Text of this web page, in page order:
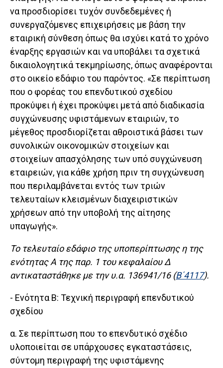
να προσδιορίσει τυχόν συνδεδεμένες ή
συνεργαζόμενες επιχειρήσεις με βάση την
εταιρική σύνθεση όπως θα ισχύει κατά το χρόνο
έναρξης εργασιών και να υποβάλει τα σχετικά
δικαιολογητικά τεκμηρίωσης, όπως αναφέρονται
στο οικείο εδάφιο του παρόντος. «Σε περίπτωση
που ο φορέας του επενδυτικού σχεδίου
προκύψει ή έχει προκύψει μετά από διαδικασία
συγχώνευσης υφιστάμενων εταιριών, το
μέγεθος προσδιορίζεται αθροιστικά βάσει των
συνολικών οικονομικών στοιχείων και
στοιχείων απασχόλησης των υπό συγχώνευση
εταιρειών, για κάθε χρήση πριν τη συγχώνευση
που περιλαμβάνεται εντός των τριών
τελευταίων κλεισμένων διαχειριστικών
χρήσεων από την υποβολή της αίτησης
υπαγωγής».
Το τελευταίο εδάφιο της υποπερίπτωσης η της
ενότητας Α της παρ. 1 του κεφαλαίου Δ
αντικαταστάθηκε με την υ.α. 136941/16 (Β΄4117).
- Ενότητα Β: Τεχνική περιγραφή επενδυτικού
σχεδίου
α. Σε περίπτωση που το επενδυτικό σχέδιο
υλοποιείται σε υπάρχουσες εγκαταστάσεις,
σύντομη περιγραφή της υφιστάμενης